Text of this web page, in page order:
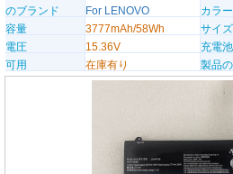
のブランド
For LENOVO カラー
容量
3777mAh/58Wh
サイズ
電圧
15.36V 充電
可用
在庫有り 製品